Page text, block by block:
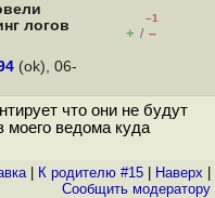
логов
–1
+ / –
(ok), 06-
что они не будут
моего ведома куда
| К родителю #15 Наверх
Cообщить модератору